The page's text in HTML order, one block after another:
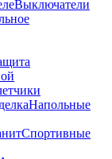
Выключатели
Напольные
Спортивные